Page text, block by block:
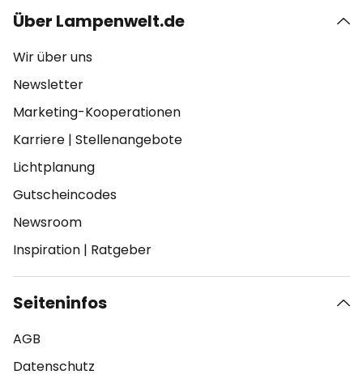
Über Lampenwelt.de
Wir über uns
Newsletter
Marketing-Kooperationen
Karriere | Stellenangebote
Lichtplanung
Gutscheincodes
Newsroom
Inspiration | Ratgeber
Seiteninfos
AGB
Datenschutz